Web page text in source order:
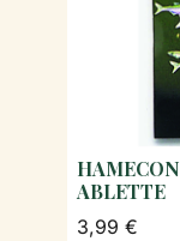
ABLETTE
3,99 €